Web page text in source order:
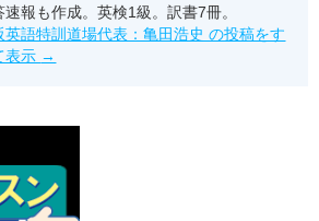
速報も作成。英検1級。訳書7冊。
英語特訓道場代表：亀田浩史 の投稿をす
表示 →